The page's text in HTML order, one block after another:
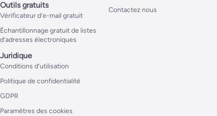
Outils gratuits
Vérificateur d’e-mail gratuit
Échantillonnage gratuit de listes
d’adresses électroniques
Contactez nous
Juridique
Conditions d’utilisation
Politique de confidentialité
GDPR
Paramètres des cookies